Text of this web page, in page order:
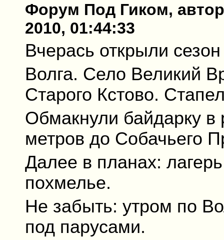
Форум Под Гиком,
2010, 01:44:33
Вчерась открыли
Волга. Село Великий
Старого Кстово.
Обмакнули байдарку в
метров до Собачьего
Далее в планах:
похмелье.
Не забыть: утром по
под парусами.